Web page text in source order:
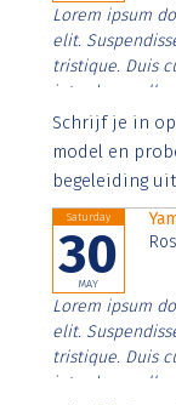
Lorem ipsum
elit.
tristique. Duis
interdum
Aenean
imperdiet.
Schrijf je in
model en
begeleiding
Saturday
30
MAY
Lorem ipsum
elit.
tristique. Duis
interdum